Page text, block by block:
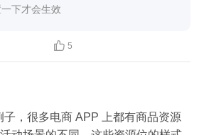
下才会生效
 5
子，很多电商 APP 上都有商品资源